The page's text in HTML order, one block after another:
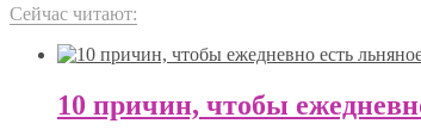
Сейчас читают:
10 причин, чтобы